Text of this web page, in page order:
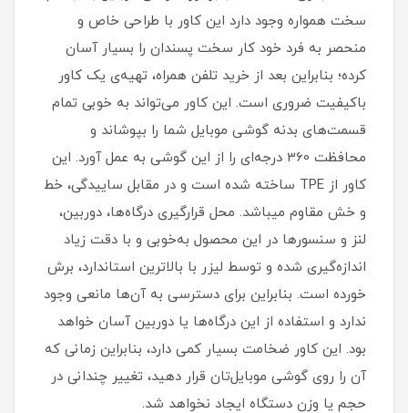
سخت همواره وجود دارد این کاور با طراحی خاص و
منحصر به فرد خود کار سخت پسندان را بسیار آسان
کرده؛ بنابراین بعد از خرید تلفن همراه، تهیه‌ی یک کاور
با‌کیفیت ضروری است‏.‏ این کاور می‌تواند به خوبی تمام
قسمت‌های بدنه گوشی موبایل شما را بپوشاند و
محافظت 360 درجه‌ای را از این گوشی به عمل آورد‏.‏ این
کاور از TPE ساخته شده است و در مقابل ساییدگی، خط
و خش مقاوم میباشد.‏ محل قرارگیری درگاه‌ها، دوربین،
لنز و سنسورها در این محصول به‌خوبی و با دقت زیاد
اندازه‌گیری شده و توسط لیزر با بالاترین استاندارد، برش
خورده است‏.‏ بنابراین برای دسترسی به آن‌ها مانعی وجود
ندارد و استفاده از این درگاه‌ها یا دوربین آسان خواهد
بود‏.‏ این کاور ضخامت بسیار کمی دارد، بنابراین زمانی که
آن را روی گوشی موبایل‌تان قرار دهید، تغییر چندانی در
حجم یا وزن دستگاه ایجاد نخواهد شد‏.‏